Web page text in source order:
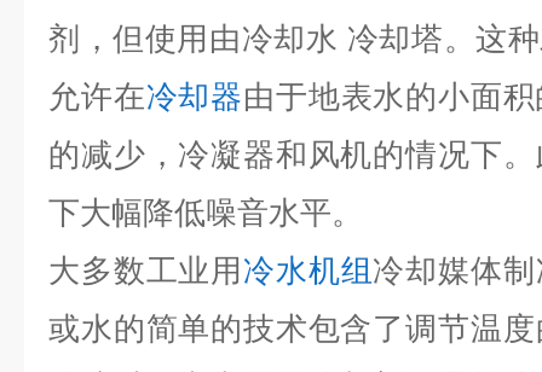
剂，但使用由冷却水 冷却塔。这
允许在冷却器由于地表水的小面
的减少，冷凝器和风机的情况下
下大幅降低噪音水平。
大多数工业用 冷水机组冷却媒体
或水的简单的技术包含了调节温